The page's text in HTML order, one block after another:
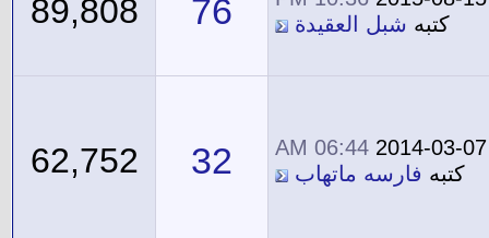
كتبه شبل العقيدة 76
89,808
2014-03-07
06:44 AM
كتبه فارسه ماتهاب 32
62,752